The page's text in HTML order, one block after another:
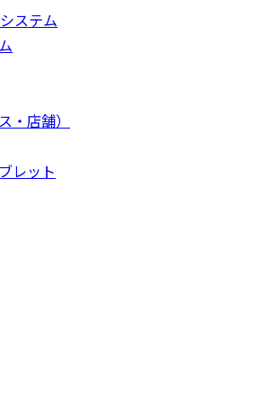
ステム
・店舗）
レット